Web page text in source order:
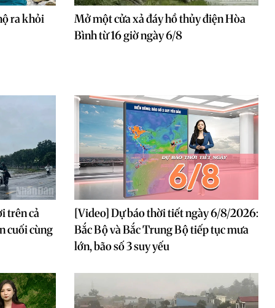
ra khỏi
Mở một cửa xả đáy hồ thủy điện Hòa
Bình từ 16 giờ ngày 6/8
trên cả
cuối cùng
[Video] Dự báo thời tiết ngày 6/8/2026:
Bắc Bộ và Bắc Trung Bộ tiếp tục mưa
lớn, bão số 3 suy yếu